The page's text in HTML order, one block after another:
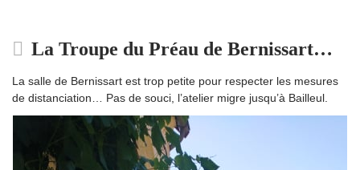
La Troupe du Préau de Bernissart…
La salle de Bernissart est trop petite pour respecter les mesures
de distanciation… Pas de souci, l’atelier migre jusqu’à Bailleul.